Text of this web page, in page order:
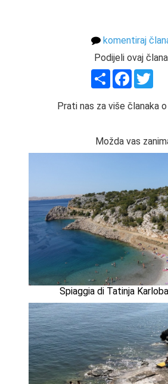
komentiraj
Podijeli ovaj
ShareFacebook
Prati nas za više članaka
Možda vas
Spiaggia di Tatinja